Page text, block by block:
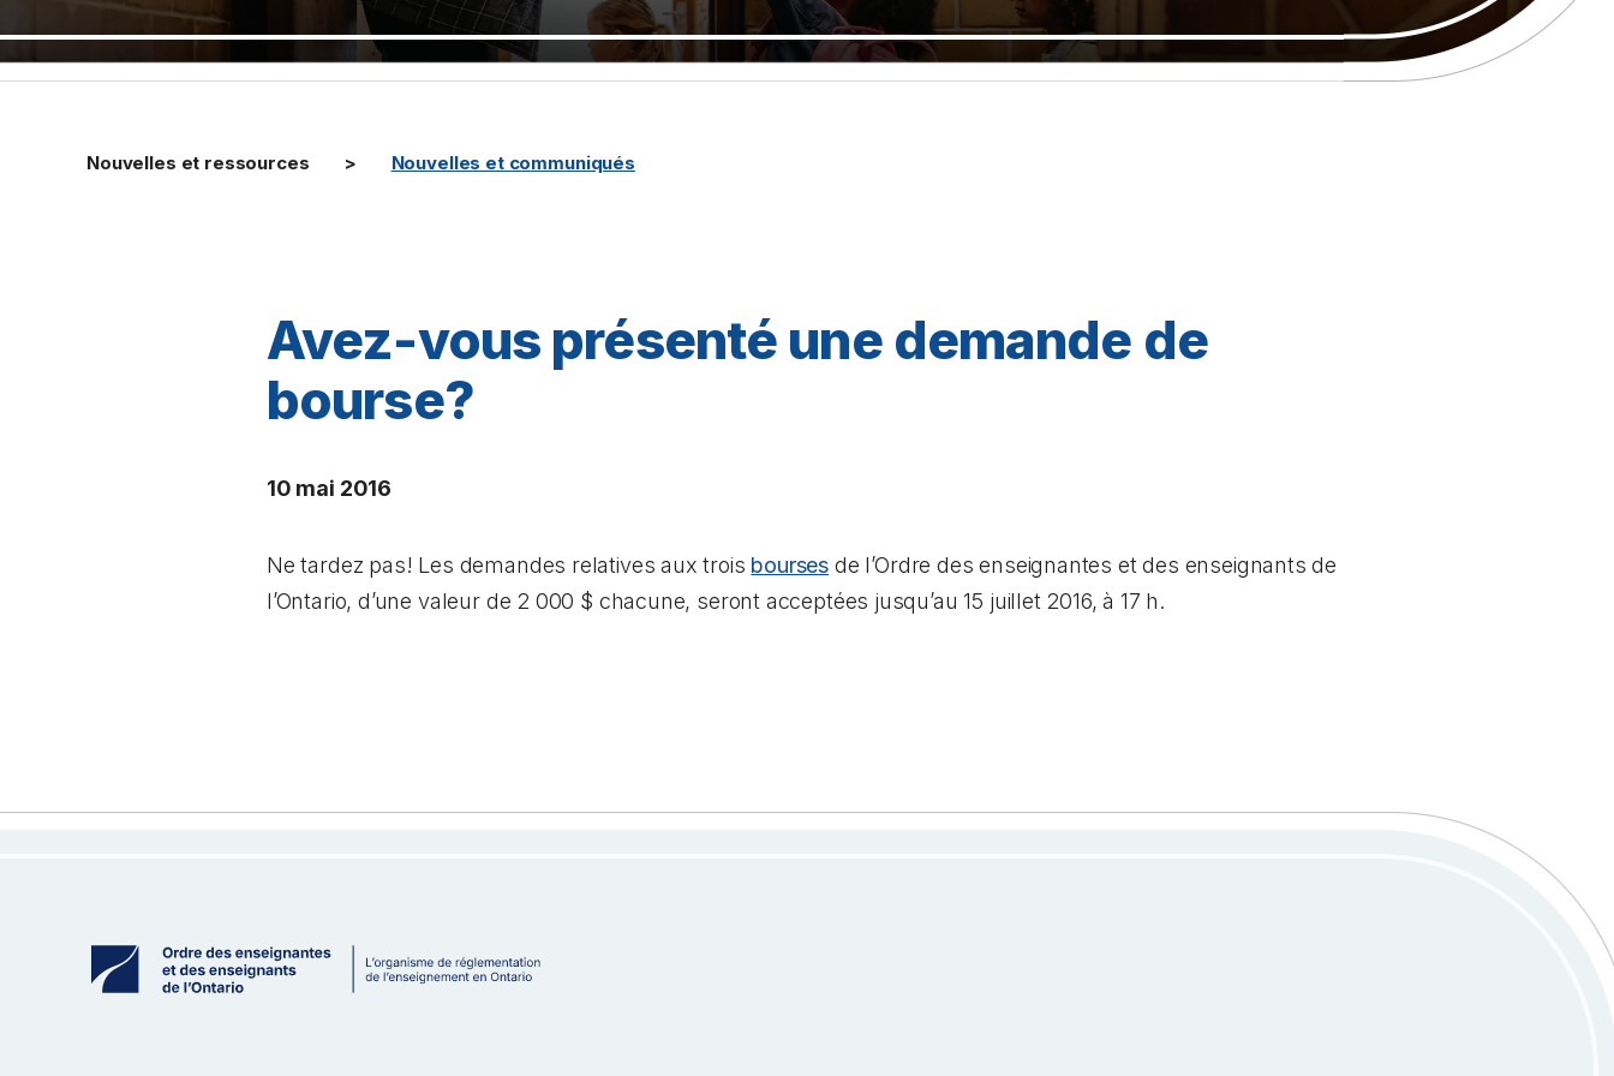
Nouvelles et ressources Nouvelles et communiqués
Avez-vous présenté une demande de
bourse?
10 mai 2016
Ne tardez pas! Les demandes relatives aux trois bourses de l’Ordre des enseignantes et des enseignants de
l’Ontario, d’une valeur de 2 000 $ chacune, seront acceptées jusqu’au 15 juillet 2016, à 17 h.